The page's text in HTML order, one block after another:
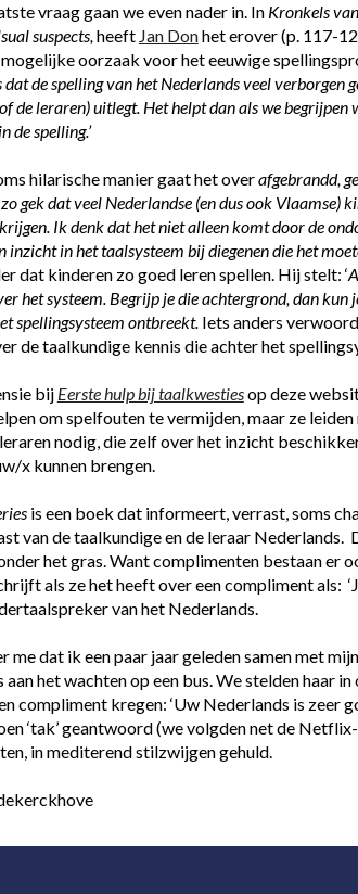
vraag gaan we even nader in. In Kronkels
suspects, heeft Jan Don het erover (p. 117-
oorzaak voor het eeuwige
de spelling van het Nederlands veel verborgen
de leraren) uitlegt. Het helpt dan als we
de spelling.’
hilarische manier gaat het over afgebrandd,
gek dat veel Nederlandse (en dus ook
Ik denk dat het niet alleen komt door de
inzicht in het taalsysteem bij diegenen die het
dat kinderen zo goed leren spellen. Hij stelt: ‘
het systeem. Begrijp je die achtergrond, dan
spellingsysteem ontbreekt. Iets anders
de taalkundige kennis die achter het
bij Eerste hulp bij taalkwesties op deze
om spelfouten te vermijden, maar ze
nodig, die zelf over het inzicht
x kunnen brengen.
is een boek dat informeert, verrast, soms
van de taalkundige en de leraar Nederlands.
het gras. Want complimenten bestaan er
als ze het heeft over een compliment als:
van het Nederlands.
me dat ik een paar jaar geleden samen met
aan het wachten op een bus. We stelden haar
compliment kregen: ‘Uw Nederlands is zeer
‘tak’ geantwoord (we volgden net de
in mediterend stilzwijgen gehuld.